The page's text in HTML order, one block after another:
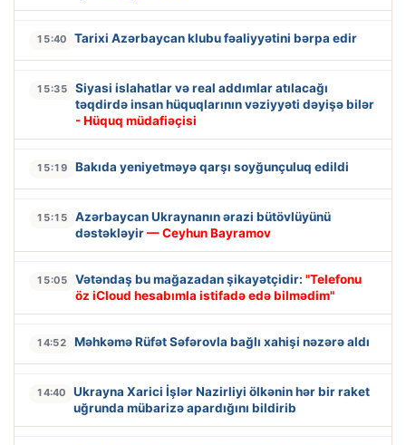
15:40 Tarixi Azərbaycan klubu fəaliyyətini bərpa edir
15:35
Siyasi islahatlar və real addımlar atılacağı
təqdirdə insan hüquqlarının vəziyyəti dəyişə bilər
- Hüquq müdafiəçisi
15:19 Bakıda yeniyetməyə qarşı soyğunçuluq edildi
15:15
Azərbaycan Ukraynanın ərazi bütövlüyünü
dəstəkləyir— Ceyhun Bayramov
15:05 Vətəndaş bu mağazadan şikayətçidir: "Telefonu
öz iCloud hesabımla istifadə edə bilmədim"
14:52 Məhkəmə Rüfət Səfərovla bağlı xahişi nəzərə aldı
14:40
Ukrayna Xarici İşlər Nazirliyi ölkənin hər bir raket
uğrunda mübarizə apardığını bildirib